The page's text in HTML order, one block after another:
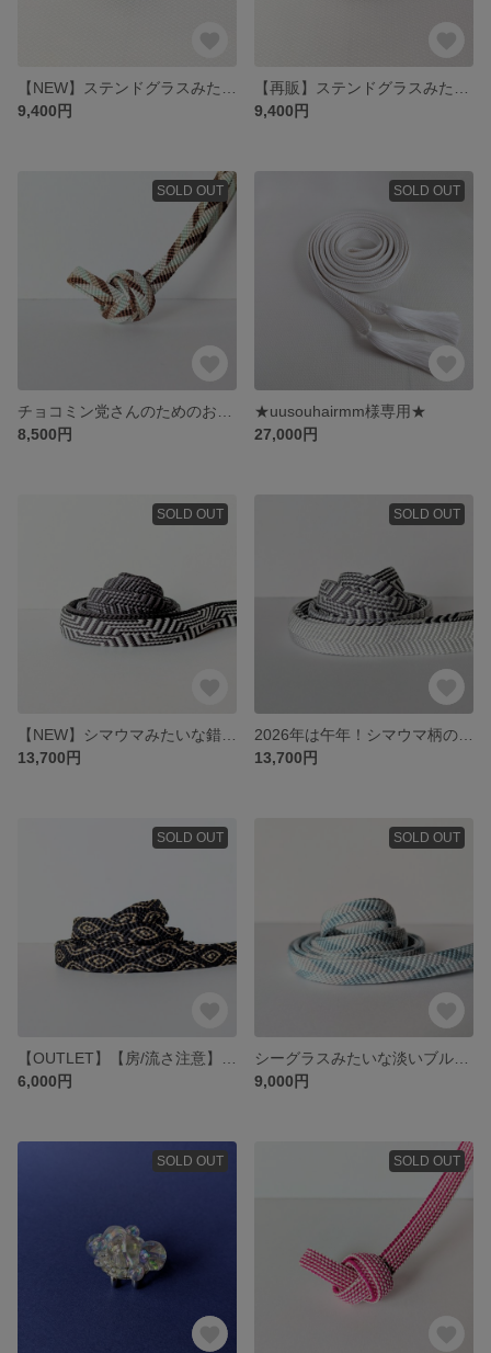
9,400円
9,400円
SOLD OUT
8,500円
SOLD OUT
★uusouhairmm様専用★
27,000円
SOLD OUT
13,700円
SOLD OUT
13,700円
SOLD OUT
6,000円
SOLD OUT
9,000円
SOLD OUT SOLD OUT